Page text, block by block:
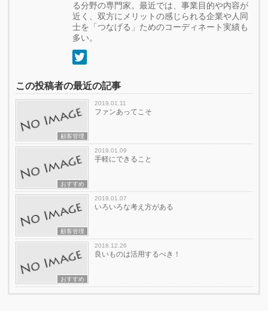
る分野の専門家。最近では、事業目的や内容が
近く、双方にメリットの感じられる企業や人同
士を「つなげる」ためのコーディネート実績も
多い。
この投稿者の最近の記事
顧客管理
2019.01.11
ファンあってこそ
おすすめ
2019.01.09
手軽にできること
顧客管理
2019.01.07
いろいろな考え方がある
おすすめ
2018.12.26
良いものは活用するべき！